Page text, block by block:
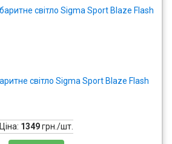
світло Sigma Sport Blaze Flash
Ціна: 1349грн./шт.